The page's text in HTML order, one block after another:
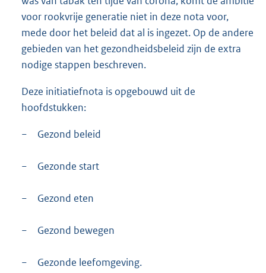
voor rookvrije generatie niet in deze nota voor,
mede door het beleid dat al is ingezet. Op de andere
gebieden van het gezondheidsbeleid zijn de extra
nodige stappen beschreven.
Deze initiatiefnota is opgebouwd uit de
hoofdstukken:
− Gezond beleid
− Gezonde start
− Gezond eten
− Gezond bewegen
− Gezonde leefomgeving.